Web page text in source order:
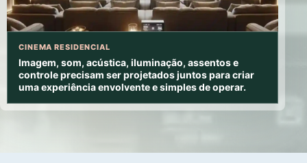
CINEMA RESIDENCIAL
Imagem, som, acústica, iluminação, assentos e
controle precisam ser projetados juntos para criar
uma experiência envolvente e simples de operar.